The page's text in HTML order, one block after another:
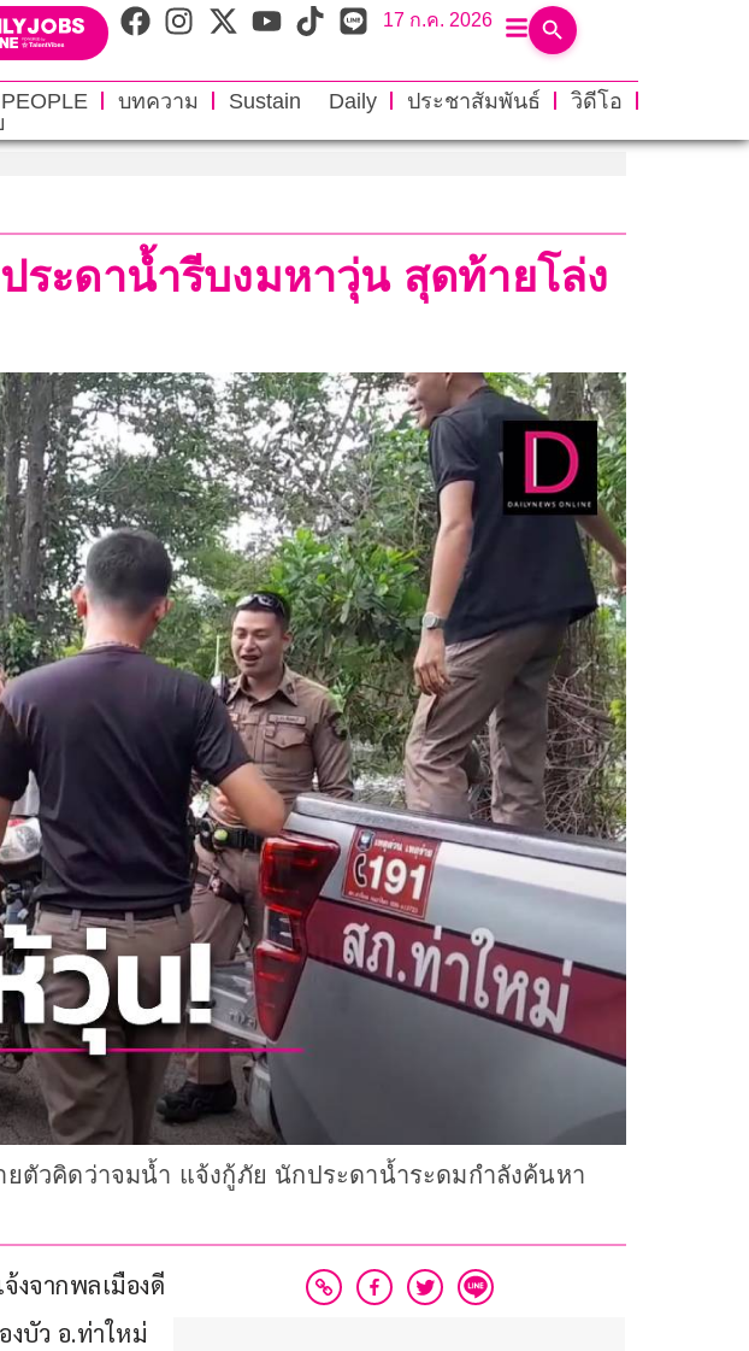
17 ก.ค. 2026
PEOPLE บทความ Sustain Daily ประชาสัมพันธ์
วิดีโอ
ระดาน้ำรีบงมหาวุ่น สุดท้ายโล่ง
ตัวคิดว่าจมน้ำ แจ้งกู้ภัย นักประดาน้ำระดมกำลังค้นหา
งจากพลเมืองดี
บัว อ.ท่าใหม่